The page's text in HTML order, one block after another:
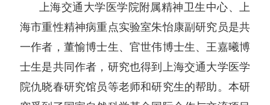
上海交通大学医学院附属精神卫生中心、上
海市重性精神病重点实验室朱怡康副研究员是共
一作者，董愉博士生、官世伟博士生、王嘉曦博
士生是共同作者，研究也得到上海交通大学医学
院仇晓春研究馆员等老师和研究生的帮助。本研